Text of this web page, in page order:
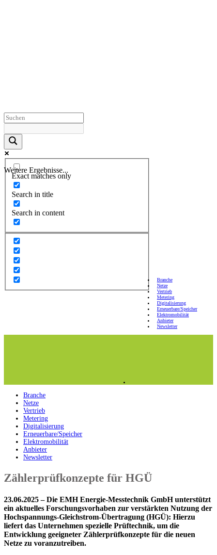
Weitere Ergebnisse...
Exact matches only
Search in title
Search in content
Branche
Netze
Vertrieb
Metering
Digitalisierung
Erneuerbare/Speicher
Elektromobilität
Anbieter
Newsletter
Branche
Netze
Vertrieb
Metering
Digitalisierung
Erneuerbare/Speicher
Elektromobilität
Anbieter
Newsletter
Zählerprüfkonzepte für HGÜ
23.06.2025 – Die EMH Energie‑Messtechnik GmbH unterstützt
ein aktuelles Forschungsvorhaben zur verstärkten Nutzung der
Hochspannungs‑Gleichstrom‑Übertragung (HGÜ): Hierzu
liefert das Unternehmen spezielle Prüftechnik, um die
Entwicklung geeigneter Zählerprüfkonzepte für die neuen
Netze zu voranzutreiben.